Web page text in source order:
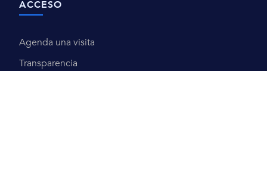
ACCESO
Agenda una visita
Transparencia